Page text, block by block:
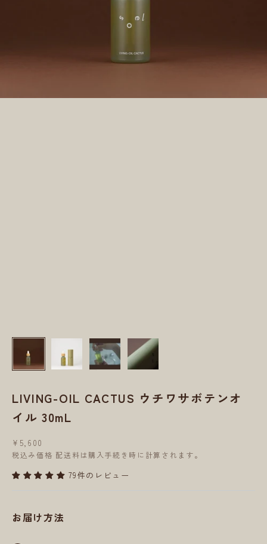
LIVING-OIL CACTUS ウチワサボテンオ
イル 30mL
セール価格
¥5,600
税込み価格配送料は購入手続き時に計算されます。
79件のレビュー
お届け方法